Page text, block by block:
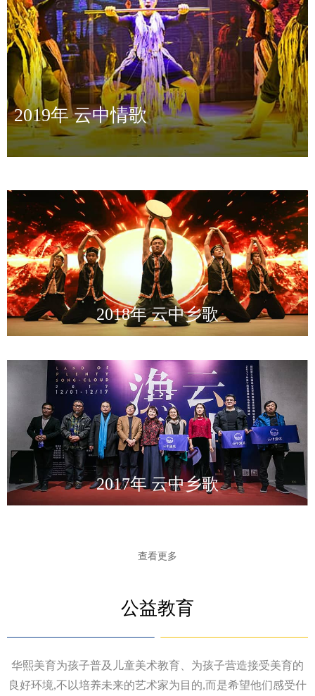
2019年 云中情歌
2018年 云中乡歌
2017年 云中乡歌
查看更多
公益教育
华熙美育为孩子普及儿童美术教育、为孩子营造接受美育的
良好环境,不以培养未来的艺术家为目的,而是希望他们感受什